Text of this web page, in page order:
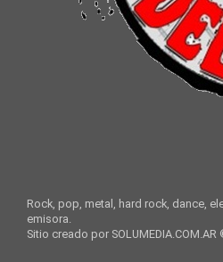
Rock, pop, metal, hard rock, dance,
emisora.
Sitio creado por SOLUMEDIA.COM.AR